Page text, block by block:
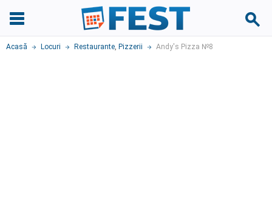
Acasă Locuri Restaurante, Pizzerii Andy's Pizza №8